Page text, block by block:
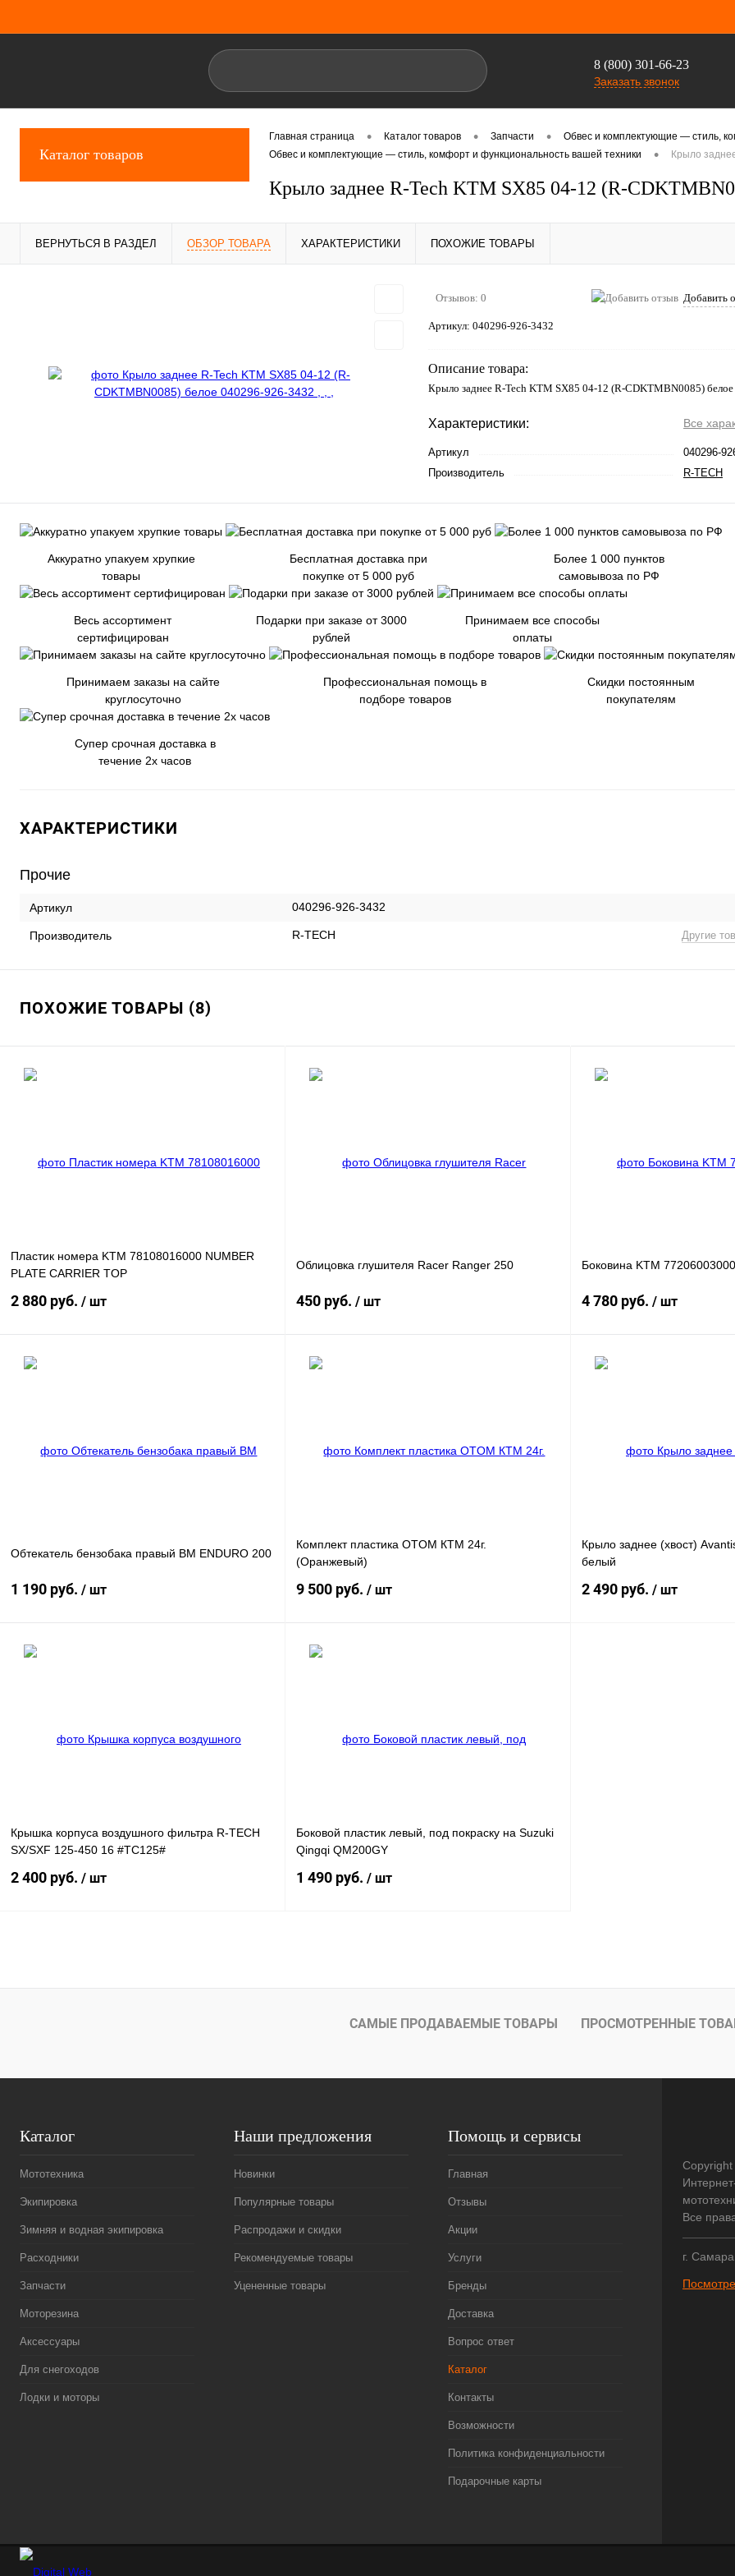
8 (800) 301-66-23
Заказать звонок
Каталог товаров
Главная страница • Каталог товаров • Запчасти •
Обвес и комплектующие — стиль,
Обвес и комплектующие — стиль, комфорт и функциональность вашей техники
• Крыло
Крыло заднее R-Tech KTM SX85 04-12 (R-
ВЕРНУТЬСЯ В РАЗДЕЛ ОБЗОР ТОВАРА ХАРАКТЕРИСТИКИ ПОХОЖИЕ ТОВАРЫ
Отзывов: 0 Добавить
Артикул: 040296-926-3432
Описание товара:
Крыло заднее R-Tech KTM SX85 04-12 (R-CDKTMBN0085) белое
Характеристики: Все
Артикул
040296-
Производитель
R-TECH
Аккуратно упакуем хрупкие
товары
Бесплатная доставка при
покупке от 5 000 руб
Более 1 000 пунктов
самовывоза по РФ
Весь ассортимент
сертифицирован
Подарки при заказе от 3000
рублей
Принимаем все способы
оплаты
Принимаем заказы на сайте
круглосуточно
Профессиональная помощь в
подборе товаров
Скидки постоянным
покупателям
Супер срочная доставка в
течение 2х часов
ХАРАКТЕРИСТИКИ
Прочие
Артикул 040296-926-3432
Производитель R-TECH Другие
ПОХОЖИЕ ТОВАРЫ (8)
Пластик номера KTM 78108016000 NUMBER
PLATE CARRIER TOP
2 880 руб. / шт
наличии
Облицовка глушителя Racer Ranger 250
450 руб. / шт
наличии
Боковина KTM
4 780 руб. / шт
Обтекатель бензобака правый BM ENDURO 200
1 190 руб. / шт
наличии
Комплект пластика OTOM КТМ 24г.
(Оранжевый)
9 500 руб. / шт
наличии
Крыло заднее (хвост)
белый
2 490 руб. / шт
Крышка корпуса воздушного фильтра R-TECH
SX/SXF 125-450 16 #TC125#
2 400 руб. / шт
Купить в 1 клик К сравнению
Боковой пластик левый, под покраску на Suzuki
Qingqi QM200GY
1 490 руб. / шт
Купить в 1 клик К сравнению
В избранное
В
САМЫЕ ПРОДАВАЕМЫЕ ТОВАРЫ ПРОСМОТРЕННЫЕ
Каталог
Мототехника
Экипировка
Зимняя и водная экипировка
Расходники
Запчасти
Моторезина
Аксессуары
Для снегоходов
Лодки и моторы
Наши предложения
Новинки
Популярные товары
Распродажи и скидки
Рекомендуемые товары
Уцененные товары
Помощь и сервисы
Главная
Отзывы
Акции
Услуги
Бренды
Доставка
Вопрос ответ
Каталог
Контакты
Возможности
Политика конфиденциальности
Подарочные карты
Все
г.